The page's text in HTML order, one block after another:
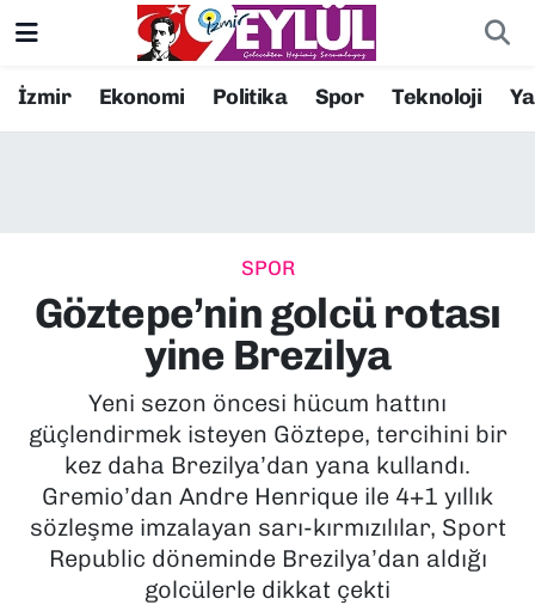
İzmir Ekonomi Politika Spor Teknoloji
SPOR
Göztepe’nin golcü rotası
yine Brezilya
Yeni sezon öncesi hücum hattını
güçlendirmek isteyen Göztepe, tercihini bir
kez daha Brezilya’dan yana kullandı.
Gremio’dan Andre Henrique ile 4+1 yıllık
sözleşme imzalayan sarı-kırmızılılar, Sport
Republic döneminde Brezilya’dan aldığı
golcülerle dikkat çekti
Resmi İlanlar
EKONOMİ
KÜLTÜR SANAT
MAGAZİN
POLİTİKA
SAĞLIK
Konak Nöbetçi Eczaneler
Süper Lig Puan Durumu ve Fikstür
Tüm Manşetler
Son Dakika Haberleri
Haber Arşivi